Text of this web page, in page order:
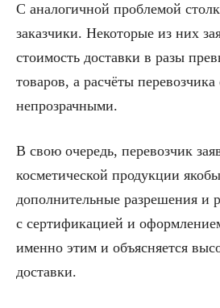
С аналогичной проблемой
заказчики. Некоторые из них
стоимость доставки в разы
товаров, а расчёты перевозчика
непрозрачными.
В свою очередь, перевозчик
косметической продукции
дополнительные разрешения и
с сертификацией и
именно этим и объясняется
доставки.